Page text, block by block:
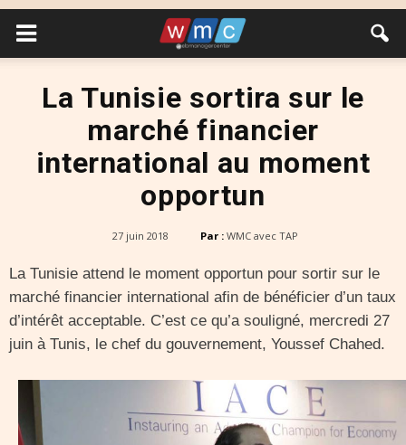
La Tunisie sortira sur le
marché financier
international au moment
opportun
27 juin 2018 Par : WMC avec TAP
La Tunisie attend le moment opportun pour sortir sur le
marché financier international afin de bénéficier d’un taux
d’intérêt acceptable. C’est ce qu’a souligné, mercredi 27
juin à Tunis, le chef du gouvernement, Youssef Chahed.